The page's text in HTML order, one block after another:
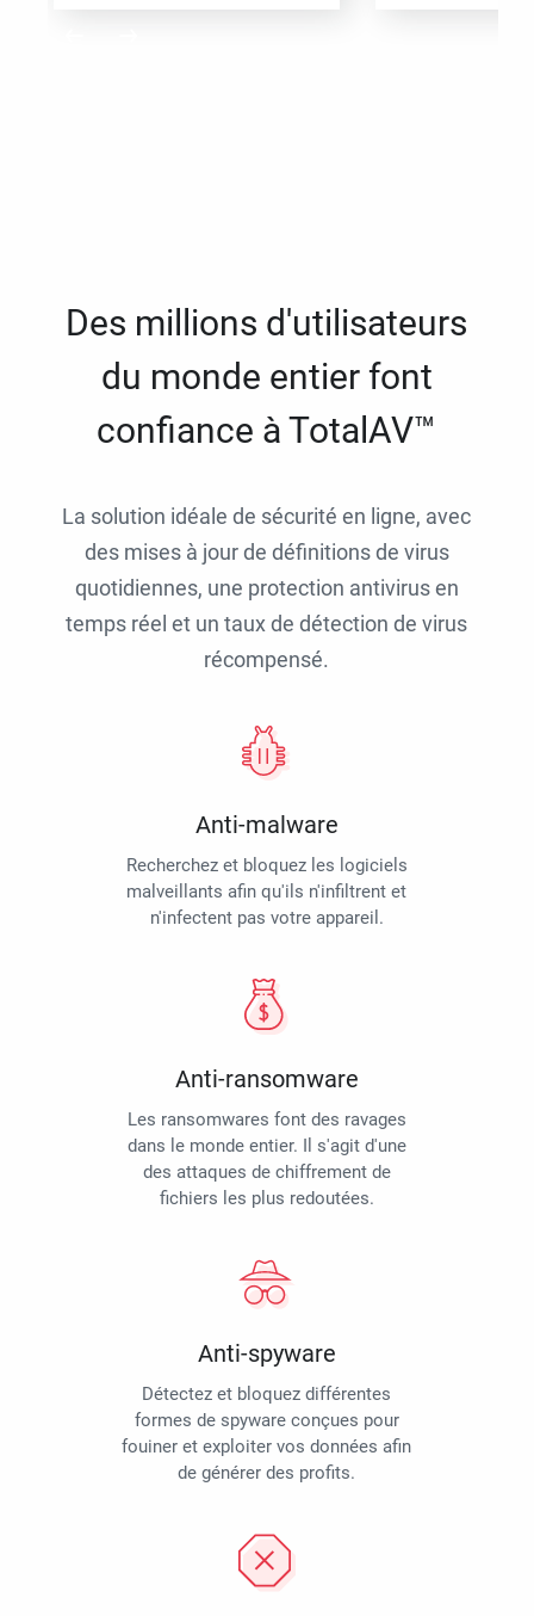
Des millions d'utilisateurs
du monde entier font
confiance à TotalAV™
La solution idéale de sécurité en ligne, avec
des mises à jour de définitions de virus
quotidiennes, une protection antivirus en
temps réel et un taux de détection de virus
récompensé.
Anti-malware
Recherchez et bloquez les logiciels
malveillants afin qu'ils n'infiltrent et
n'infectent pas votre appareil.
Anti-ransomware
Les ransomwares font des ravages
dans le monde entier. Il s'agit d'une
des attaques de chiffrement de
fichiers les plus redoutées.
Anti-spyware
Détectez et bloquez différentes
formes de spyware conçues pour
fouiner et exploiter vos données afin
de générer des profits.